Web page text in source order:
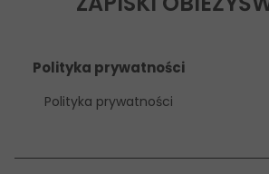
Polityka prywatności
Polityka prywatności